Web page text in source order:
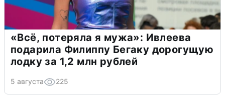
«Всё, потеряла я мужа»: Ивлеева
подарила Филиппу Бегаку дорогущую
лодку за 1,2 млн рублей
5 августа 225